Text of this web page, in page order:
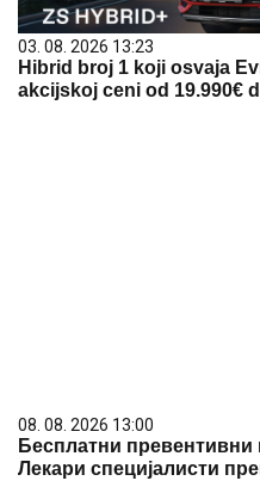
03. 08. 2026 13:23
Hibrid broj 1 koji osvaja
akcijskoj ceni od 19.990€
08. 08. 2026 13:00
Бесплатни
Лекари специјалисти